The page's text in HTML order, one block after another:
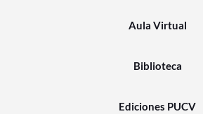
Aula Virtual
Biblioteca
Ediciones PUCV